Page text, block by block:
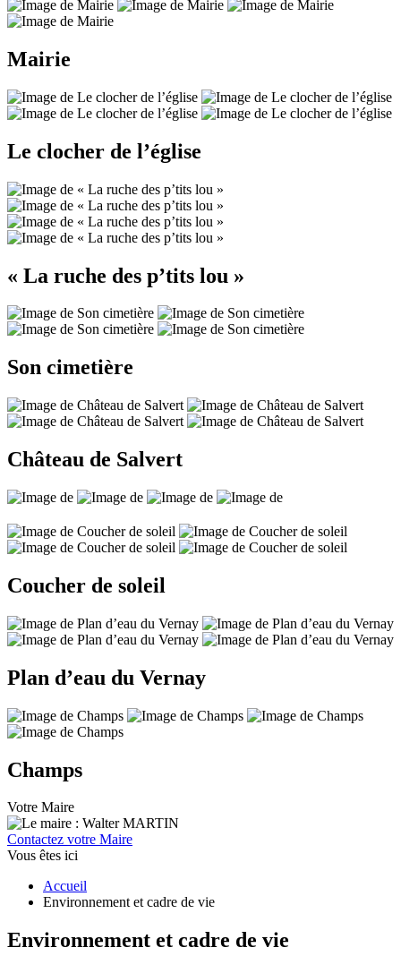
Mairie
Le clocher de l’église
« La ruche des p’tits lou »
Son cimetière
Château de Salvert
Coucher de soleil
Plan d’eau du Vernay
Champs
Votre Maire
Contactez votre Maire
Vous êtes ici
Accueil
Environnement et cadre de vie
Environnement et cadre de vie